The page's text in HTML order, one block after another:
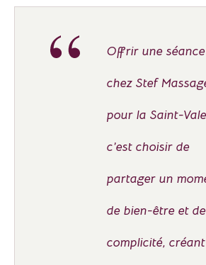
Offrir une séance
chez Stef
pour la Saint-
c’est choisir de
partager un
de bien-être et de
complicité,